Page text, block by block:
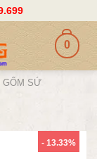
0
GỐM SỨ
- 13.33%